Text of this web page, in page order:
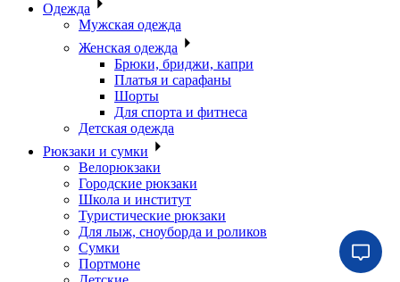
Одежда
Мужская одежда
Женская одежда
Брюки, бриджи, капри
Платья и сарафаны
Шорты
Для спорта и фитнеса
Детская одежда
Рюкзаки и сумки
Велорюкзаки
Городские рюкзаки
Школа и институт
Туристические рюкзаки
Для лыж, сноуборда и роликов
Сумки
Портмоне